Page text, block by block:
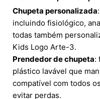
Chupeta personalizada
incluindo fisiológico,
todas também
Kids Logo Arte-3.
Prendedor de chupeta:
plástico lavável que
compatível com todos
evitar perdas.